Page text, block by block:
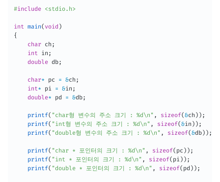
#include <stdio.h>
int main( void )
{
char ch ;
int in ;
double db;
char* pc = &ch ;
int* pi = &in ;
double* pd = &db;
printf( "char형 변수의 주소 크기 : %d\n" , sizeof(&ch ) ) ;
printf( "int형 변수의 주소 크기 : %d\n" , sizeof(&in ) ) ;
printf( "double형 변수의 주소 크기 : %d\n" , sizeof(&db ) ) ;
printf( "char * 포인터의 크기 : %d\n" , sizeof( pc ) ) ;
printf( "int * 포인터의 크기 : %d\n" , sizeof( pi ) ) ;
printf( "double * 포인터의 크기 : %d\n" , sizeof( pd ) ) ;